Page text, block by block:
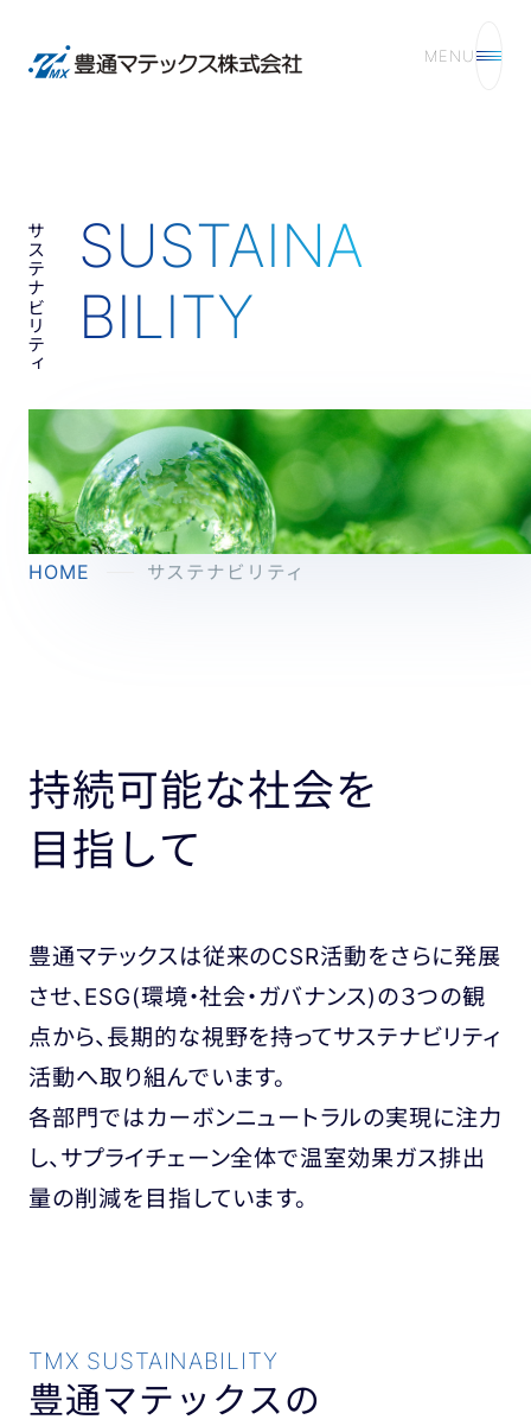
MENU
サステナビリティ SUSTAINA
BILITY
HOME サステナビリティ
持続可能な社会を
目指して
豊通マテックスは従来のCSR活動をさらに発展
させ、ESG(環境・社会・ガバナンス)の３つの観
点から、長期的な視野を持ってサステナビリティ
活動へ取り組んでいます。
各部門ではカーボンニュートラルの実現に注力
し、サプライチェーン全体で温室効果ガス排出
量の削減を目指しています。
TMX SUSTAINABILITY
豊通マテックスの